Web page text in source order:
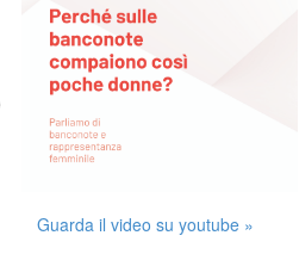
Guarda il video su youtube »